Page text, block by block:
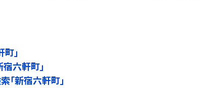
」
六軒町」
「新宿六軒町」